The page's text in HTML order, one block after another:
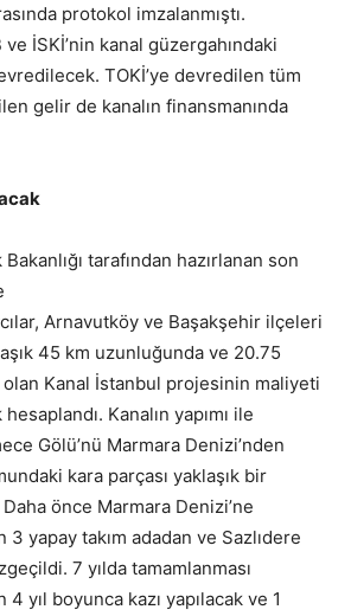
protokol imzalanmıştı.
İSKİ’nin kanal güzergahındaki
TOKİ’ye devredilen tüm
gelir de kanalın finansmanında
tarafından hazırlanan son
Arnavutköy ve Başakşehir ilçeleri
45 km uzunluğunda ve 20.75
Kanal İstanbul projesinin maliyeti
Kanalın yapımı ile
Gölü’nü Marmara Denizi’nden
kara parçası yaklaşık bir
önce Marmara Denizi’ne
3 yapay takım adadan ve Sazlıdere
7 yılda tamamlanması
yıl boyunca kazı yapılacak ve 1